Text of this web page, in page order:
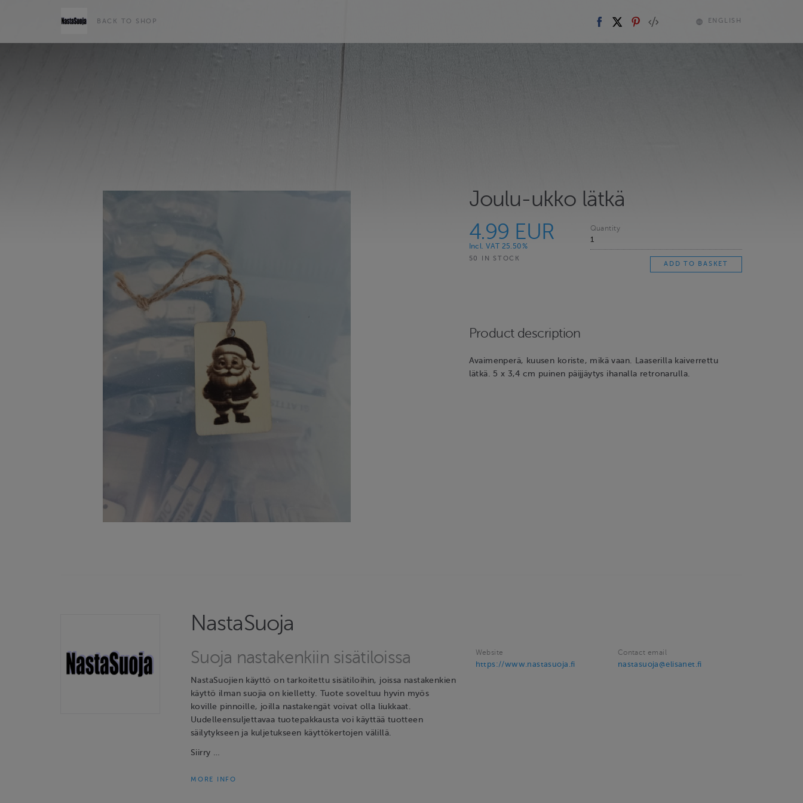
BACK TO SHOP ENGLISH
Joulu-ukko lätkä
4.99 EUR
Incl. VAT 25.50%
50 IN STOCK
Quantity
Product description
Avaimenperä, kuusen koriste, mikä vaan. Laaserilla kaiverrettu
lätkä. 5 x 3,4 cm puinen päijjäytys ihanalla retronarulla.
NastaSuoja
Suoja nastakenkiin sisätiloissa
NastaSuojien käyttö on tarkoitettu sisätiloihin, joissa nastakenkien
käyttö ilman suojia on kielletty. Tuote soveltuu hyvin myös
koville pinnoille, joilla nastakengät voivat olla liukkaat.
Uudelleensuljettavaa tuotepakkausta voi käyttää tuotteen
säilytykseen ja kuljetukseen käyttökertojen välillä.
Siirry …
MORE INFO
Website
https://www.nastasuoja.fi
Contact email
nastasuoja@elisanet.fi